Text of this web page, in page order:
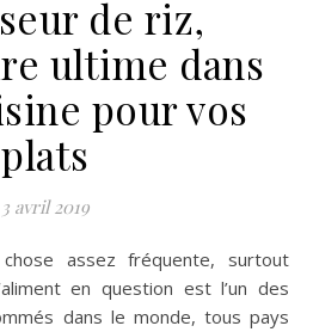
de riz,
ultime dans
pour vos
plats
3 avril 2019
en question est l’un des
dans le monde, tous pays